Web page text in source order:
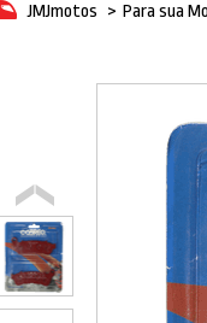
JMJmotos > Para sua